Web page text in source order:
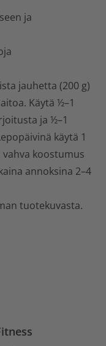
ja
jauhetta (200 g)
Käytä ½–1
ja ½–1
käytä 1
koostumus
annoksina 2–4
tuotekuvasta.